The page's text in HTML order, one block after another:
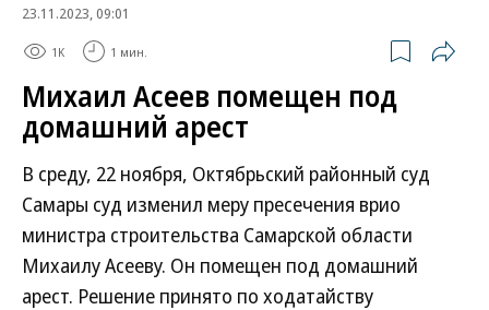
23.11.2023, 09:01
1K 1 мин.
Михаил Асеев помещен под
домашний арест
В среду, 22 ноября, Октябрьский районный суд
Самары суд изменил меру пресечения врио
министра строительства Самарской области
Михаилу Асееву. Он помещен под домашний
арест. Решение принято по ходатайству